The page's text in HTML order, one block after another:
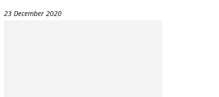
23 December 2020